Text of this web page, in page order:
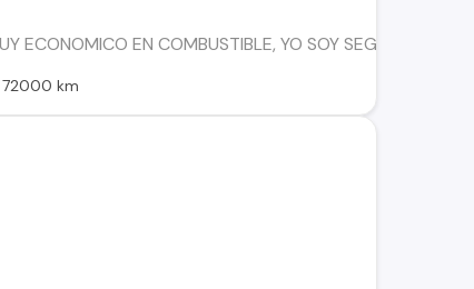
ECONOMICO EN COMBUSTIBLE, YO SOY SEGUNDA
72000 km